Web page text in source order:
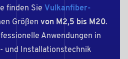
finden Sie Vulkanfiber-
Größen von M2,5 bis M20.
Anwendungen in
und Installationstechnik